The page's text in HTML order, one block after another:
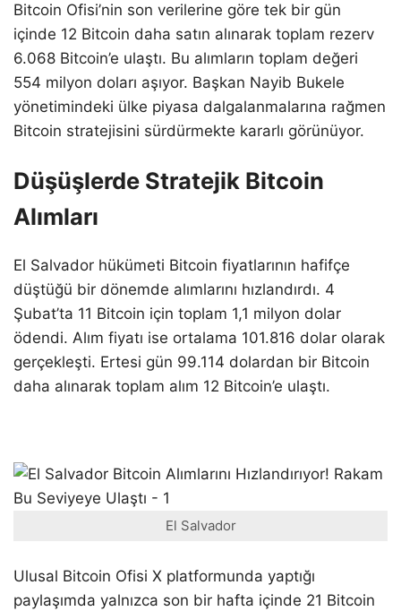
Bitcoin Ofisi’nin son verilerine göre tek bir gün
içinde 12 Bitcoin daha satın alınarak toplam rezerv
6.068 Bitcoin’e ulaştı. Bu alımların toplam değeri
554 milyon doları aşıyor. Başkan Nayib Bukele
yönetimindeki ülke piyasa dalgalanmalarına rağmen
Bitcoin stratejisini sürdürmekte kararlı görünüyor.
Düşüşlerde Stratejik Bitcoin
Alımları
El Salvador hükümeti Bitcoin fiyatlarının hafifçe
düştüğü bir dönemde alımlarını hızlandırdı. 4
Şubat’ta 11 Bitcoin için toplam 1,1 milyon dolar
ödendi. Alım fiyatı ise ortalama 101.816 dolar olarak
gerçekleşti. Ertesi gün 99.114 dolardan bir Bitcoin
daha alınarak toplam alım 12 Bitcoin’e ulaştı.
El Salvador
Ulusal Bitcoin Ofisi X platformunda yaptığı
paylaşımda yalnızca son bir hafta içinde 21 Bitcoin